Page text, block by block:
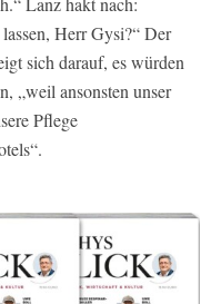
Herr Gysi?“ Der
sich darauf, es würden
„weil ansonsten unser
Pflege